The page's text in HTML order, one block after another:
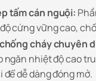
tấm cán nguội:
cứng vững cao,
cháy chuyên
ngăn nhiệt độ cao
để dễ dàng đóng mở.